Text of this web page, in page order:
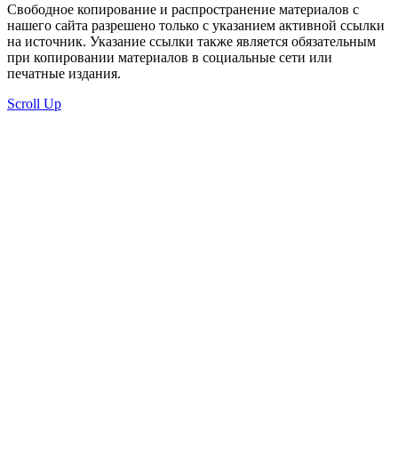
Свободное копирование и распространение материалов с
нашего сайта разрешено только с указанием активной ссылки
на источник. Указание ссылки также является обязательным
при копировании материалов в социальные сети или
печатные издания.
Scroll Up